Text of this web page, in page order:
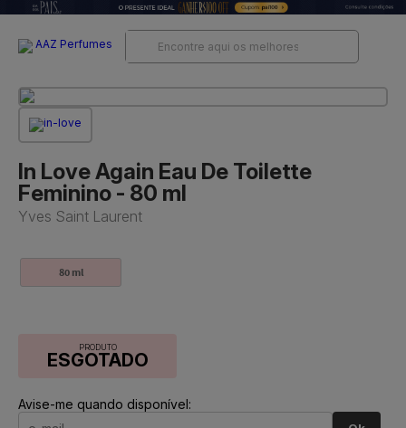
In Love Again Eau De Toilette
Feminino - 80 ml
Yves Saint Laurent
80 ml
PRODUTO
ESGOTADO
Avise-me quando disponível: